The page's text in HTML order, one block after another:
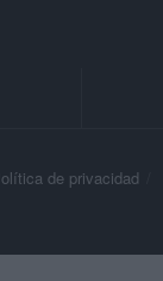
de privacidad